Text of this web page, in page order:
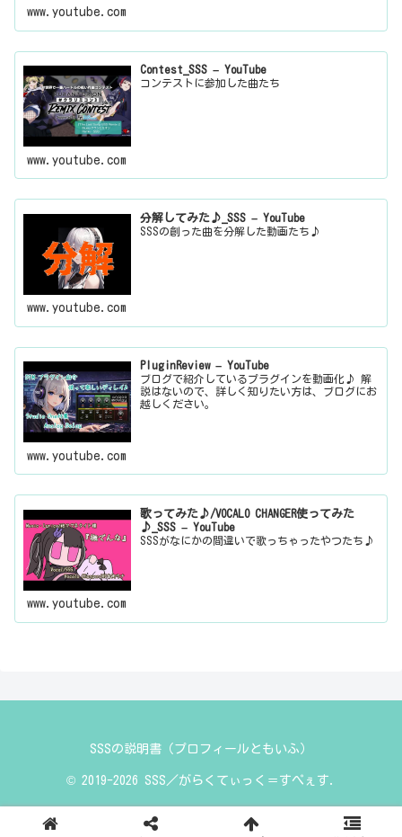
www.youtube.com
Contest_SSS – YouTube
コンテストに参加した曲たち
www.youtube.com
分解してみた♪_SSS – YouTube
SSSの創った曲を分解した動画たち♪
www.youtube.com
PluginReview – YouTube
ブログで紹介しているプラグインを動画化♪ 解
説はないので、詳しく知りたい方は、ブログにお
越しください。
www.youtube.com
歌ってみた♪/VOCALO CHANGER使ってみた
♪_SSS – YouTube
SSSがなにかの間違いで歌っちゃったやつたち♪
www.youtube.com
SSSの説明書（プロフィールともいふ）
© 2019-2026 SSS／がらくてぃっく＝すぺぇす.